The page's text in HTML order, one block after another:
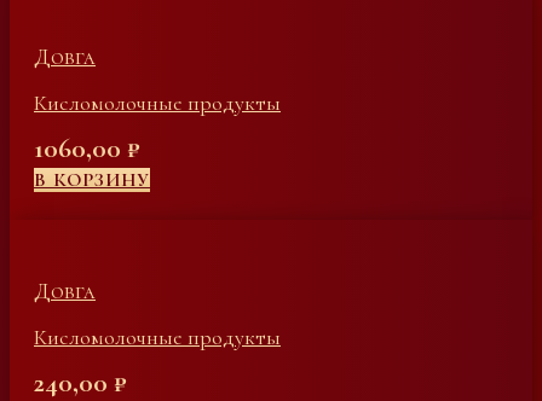
Довга
Кисломолочные продукты
1060,00 ₽
В КОРЗИНУ
Довга
Кисломолочные продукты
240,00 ₽